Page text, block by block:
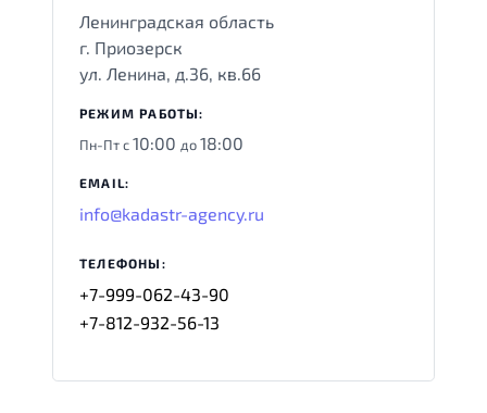
Ленинградская область
г. Приозерск
ул. Ленина, д.36, кв.66
РЕЖИМ РАБОТЫ:
Пн-Пт с10:00 до18:00
EMAIL:
info@kadastr-agency.ru
ТЕЛЕФОНЫ:
+7-999-062-43-90
+7-812-932-56-13